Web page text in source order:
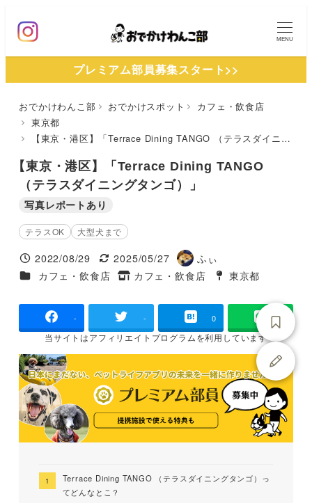
ン
MENU
プレミアム部員募集スタート>>
おでかけわんこ部 おでかけスポット
カフェ・飲食店
東京都
【東京・港区】「Terrace Dining TANGO （テラスダイニングタンゴ）」
【東京・港区】「Terrace Dining TANGO
（テラスダイニングタンゴ）」
写真レポートあり
テラスOK 大型犬まで
投稿日
2022/08/29
更新日
2025/05/27
著
者
ふぃ
施設ジャンル
カフェ・飲食店
タグ
カフェ・飲食店
タグ
東京都
- - 0
当サイトはアフィリエイトプログラムを利用しています
Terrace Dining TANGO （テラスダイニングタンゴ）っ
てどんなとこ？